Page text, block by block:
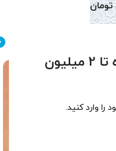
دریافت تخفیف ویژه تا 2 میلیون
وارد کنید.